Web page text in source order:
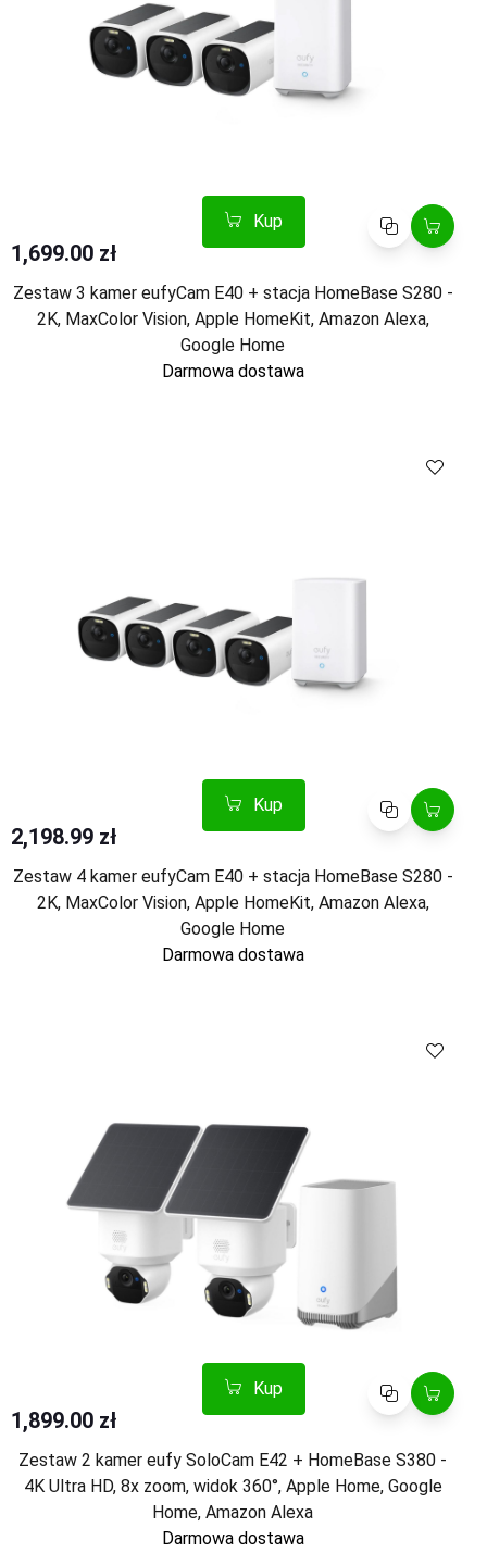
Kup Porównaj
1,699.00 zł
Zestaw 3 kamer eufyCam E40 + stacja HomeBase S280 -
2K, MaxColor Vision, Apple HomeKit, Amazon Alexa,
Google Home
Darmowa dostawa
Kup Porównaj
2,198.99 zł
Zestaw 4 kamer eufyCam E40 + stacja HomeBase S280 -
2K, MaxColor Vision, Apple HomeKit, Amazon Alexa,
Google Home
Darmowa dostawa
Kup Porównaj
1,899.00 zł
Zestaw 2 kamer eufy SoloCam E42 + HomeBase S380 -
4K Ultra HD, 8x zoom, widok 360°, Apple Home, Google
Home, Amazon Alexa
Darmowa dostawa